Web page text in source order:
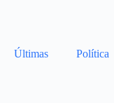
Últimas Política